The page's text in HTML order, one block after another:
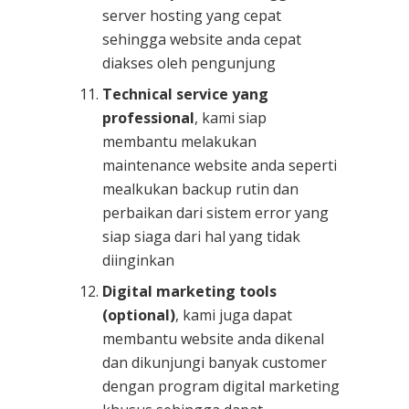
server hosting yang cepat
sehingga website anda cepat
diakses oleh pengunjung
Technical service yang
professional, kami siap
membantu melakukan
maintenance website anda seperti
mealkukan backup rutin dan
perbaikan dari sistem error yang
siap siaga dari hal yang tidak
diinginkan
Digital marketing tools
(optional), kami juga dapat
membantu website anda dikenal
dan dikunjungi banyak customer
dengan program digital marketing